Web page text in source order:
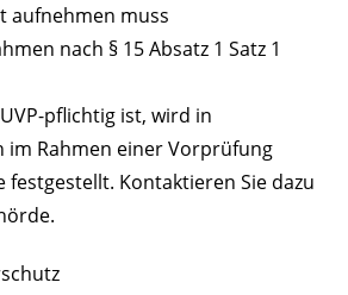
aufnehmen muss
nach § 15 Absatz 1 Satz 1
pflichtig ist, wird in
im Rahmen einer Vorprüfung
festgestellt. Kontaktieren Sie dazu